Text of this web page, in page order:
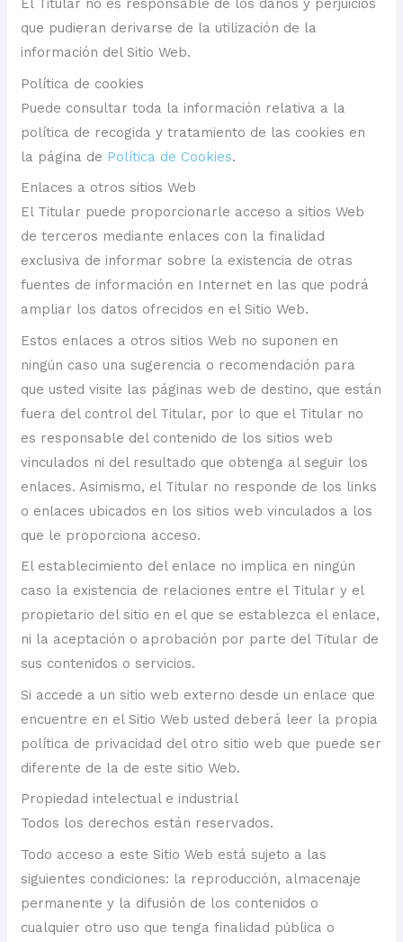
El Titular no es responsable de los daños y perjuicios
que pudieran derivarse de la utilización de la
información del Sitio Web.
Política de cookies
Puede consultar toda la información relativa a la
política de recogida y tratamiento de las cookies en
la página de Política de Cookies.
Enlaces a otros sitios Web
El Titular puede proporcionarle acceso a sitios Web
de terceros mediante enlaces con la finalidad
exclusiva de informar sobre la existencia de otras
fuentes de información en Internet en las que podrá
ampliar los datos ofrecidos en el Sitio Web.
Estos enlaces a otros sitios Web no suponen en
ningún caso una sugerencia o recomendación para
que usted visite las páginas web de destino, que están
fuera del control del Titular, por lo que el Titular no
es responsable del contenido de los sitios web
vinculados ni del resultado que obtenga al seguir los
enlaces. Asimismo, el Titular no responde de los links
o enlaces ubicados en los sitios web vinculados a los
que le proporciona acceso.
El establecimiento del enlace no implica en ningún
caso la existencia de relaciones entre el Titular y el
propietario del sitio en el que se establezca el enlace,
ni la aceptación o aprobación por parte del Titular de
sus contenidos o servicios.
Si accede a un sitio web externo desde un enlace que
encuentre en el Sitio Web usted deberá leer la propia
política de privacidad del otro sitio web que puede ser
diferente de la de este sitio Web.
Propiedad intelectual e industrial
Todos los derechos están reservados.
Todo acceso a este Sitio Web está sujeto a las
siguientes condiciones: la reproducción, almacenaje
permanente y la difusión de los contenidos o
cualquier otro uso que tenga finalidad pública o